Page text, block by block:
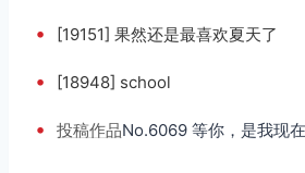
• [19151] 果然还是最喜欢夏天了
• [18948] school
• 投稿作品No.6069 等你，是我现